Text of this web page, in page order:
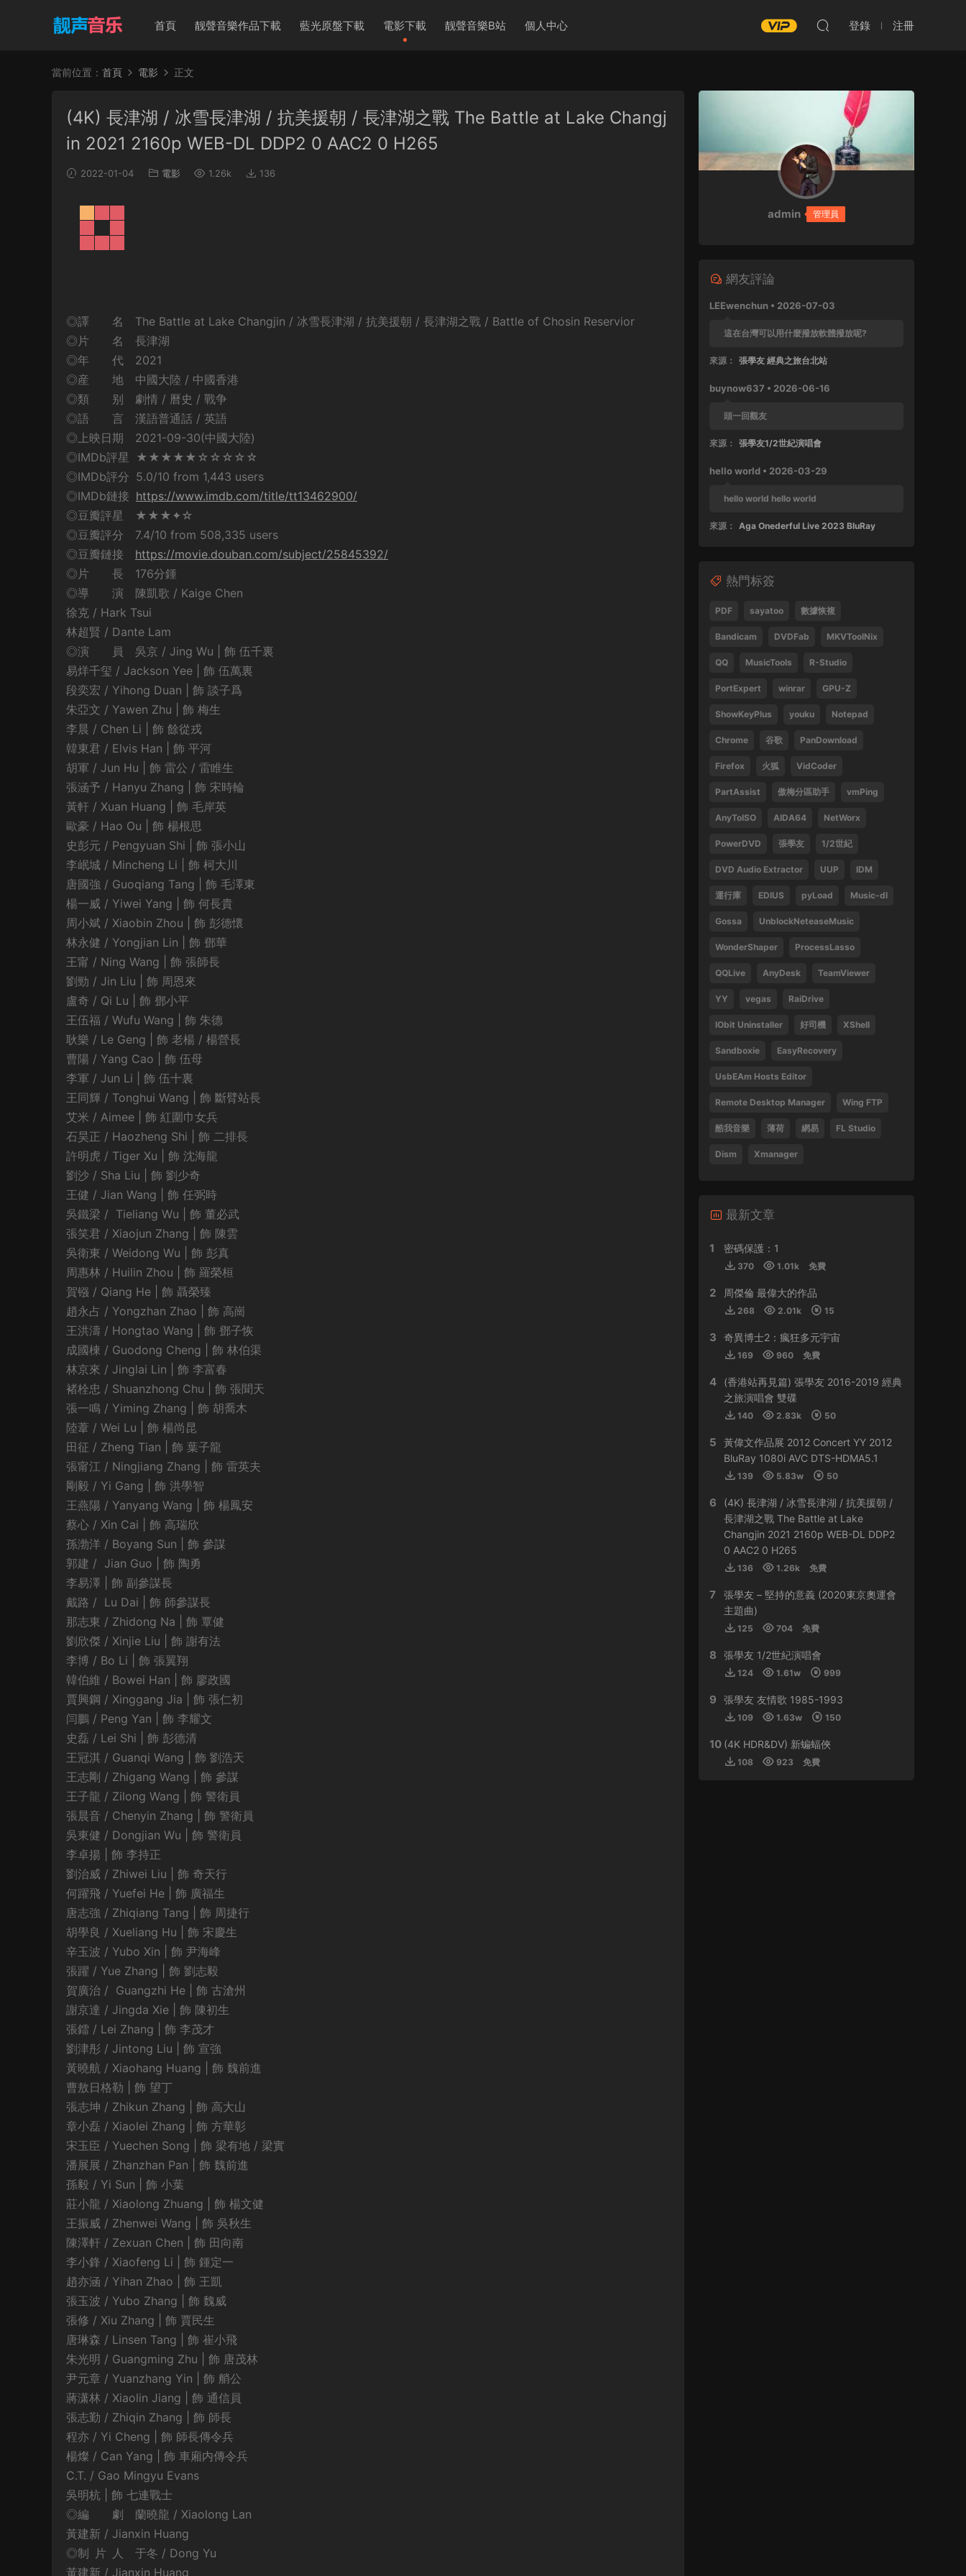
首頁 靓聲音樂作品下載 藍光原盤下載 電影下載 靓聲音樂B站 個人中心 登錄 注冊
當前位置： 首頁 電影 正文
(4K) 長津湖 / 冰雪長津湖 / 抗美援朝 / 長津湖之戰 The Battle at Lake Changj
in 2021 2160p WEB-DL DDP2 0 AAC2 0 H265
2022-01-04 電影 1.26k 136
◎譯 名 The Battle at Lake Changjin / 冰雪長津湖 / 抗美援朝 / 長津湖之戰 / Battle of Chosin Reservior
◎片 名 長津湖
◎年 代 2021
◎産 地 中國大陸 / 中國香港
◎類 别 劇情 / 曆史 / 戰争
◎語 言 漢語普通話 / 英語
◎上映日期 2021-09-30(中國大陸)
◎IMDb評星 ★★★★★☆☆☆☆☆
◎IMDb評分 5.0/10 from 1,443 users
◎IMDb鏈接 https://www.imdb.com/title/tt13462900/
◎豆瓣評星 ★★★✦☆
◎豆瓣評分 7.4/10 from 508,335 users
◎豆瓣鏈接 https://movie.douban.com/subject/25845392/
◎片 長 176分鍾
◎導 演 陳凱歌 / Kaige Chen
徐克 / Hark Tsui
林超賢 / Dante Lam
◎演 員 吳京 / Jing Wu | 飾 伍千裏
易烊千玺 / Jackson Yee | 飾 伍萬裏
段奕宏 / Yihong Duan | 飾 談子爲
朱亞文 / Yawen Zhu | 飾 梅生
李晨 / Chen Li | 飾 餘從戎
韓東君 / Elvis Han | 飾 平河
胡軍 / Jun Hu | 飾 雷公 / 雷睢生
張涵予 / Hanyu Zhang | 飾 宋時輪
黃軒 / Xuan Huang | 飾 毛岸英
歐豪 / Hao Ou | 飾 楊根思
史彭元 / Pengyuan Shi | 飾 張小山
李岷城 / Mincheng Li | 飾 柯大川
唐國強 / Guoqiang Tang | 飾 毛澤東
楊一威 / Yiwei Yang | 飾 何長貴
周小斌 / Xiaobin Zhou | 飾 彭德懷
林永健 / Yongjian Lin | 飾 鄧華
王甯 / Ning Wang | 飾 張師長
劉勁 / Jin Liu | 飾 周恩來
盧奇 / Qi Lu | 飾 鄧小平
王伍福 / Wufu Wang | 飾 朱德
耿樂 / Le Geng | 飾 老楊 / 楊營長
曹陽 / Yang Cao | 飾 伍母
李軍 / Jun Li | 飾 伍十裏
王同輝 / Tonghui Wang | 飾 斷臂站長
艾米 / Aimee | 飾 紅圍巾女兵
石昊正 / Haozheng Shi | 飾 二排長
許明虎 / Tiger Xu | 飾 沈海龍
劉沙 / Sha Liu | 飾 劉少奇
王健 / Jian Wang | 飾 任弼時
吳鐵梁 / Tieliang Wu | 飾 董必武
張笑君 / Xiaojun Zhang | 飾 陳雲
吳衛東 / Weidong Wu | 飾 彭真
周惠林 / Huilin Zhou | 飾 羅榮桓
賀镪 / Qiang He | 飾 聶榮臻
趙永占 / Yongzhan Zhao | 飾 高崗
王洪濤 / Hongtao Wang | 飾 鄧子恢
成國棟 / Guodong Cheng | 飾 林伯渠
林京來 / Jinglai Lin | 飾 李富春
褚栓忠 / Shuanzhong Chu | 飾 張聞天
張一鳴 / Yiming Zhang | 飾 胡喬木
陸葦 / Wei Lu | 飾 楊尚昆
田征 / Zheng Tian | 飾 葉子龍
張甯江 / Ningjiang Zhang | 飾 雷英夫
剛毅 / Yi Gang | 飾 洪學智
王燕陽 / Yanyang Wang | 飾 楊鳳安
蔡心 / Xin Cai | 飾 高瑞欣
孫渤洋 / Boyang Sun | 飾 參謀
郭建 / Jian Guo | 飾 陶勇
李易澤 | 飾 副參謀長
戴路 / Lu Dai | 飾 師參謀長
那志東 / Zhidong Na | 飾 覃健
劉欣傑 / Xinjie Liu | 飾 謝有法
李博 / Bo Li | 飾 張翼翔
韓伯維 / Bowei Han | 飾 廖政國
賈興鋼 / Xinggang Jia | 飾 張仁初
闫鵬 / Peng Yan | 飾 李耀文
史磊 / Lei Shi | 飾 彭德清
王冠淇 / Guanqi Wang | 飾 劉浩天
王志剛 / Zhigang Wang | 飾 參謀
王子龍 / Zilong Wang | 飾 警衛員
張晨音 / Chenyin Zhang | 飾 警衛員
吳東健 / Dongjian Wu | 飾 警衛員
李卓揚 | 飾 李持正
劉治威 / Zhiwei Liu | 飾 奇天行
何躍飛 / Yuefei He | 飾 廣福生
唐志強 / Zhiqiang Tang | 飾 周捷行
胡學良 / Xueliang Hu | 飾 宋慶生
辛玉波 / Yubo Xin | 飾 尹海峰
張躍 / Yue Zhang | 飾 劉志毅
賀廣治 / Guangzhi He | 飾 古滄州
謝京達 / Jingda Xie | 飾 陳初生
張鐳 / Lei Zhang | 飾 李茂才
劉津彤 / Jintong Liu | 飾 宣強
黃曉航 / Xiaohang Huang | 飾 魏前進
曹敖日格勒 | 飾 望丁
張志坤 / Zhikun Zhang | 飾 高大山
章小磊 / Xiaolei Zhang | 飾 方華彰
宋玉臣 / Yuechen Song | 飾 梁有地 / 梁實
潘展展 / Zhanzhan Pan | 飾 魏前進
孫毅 / Yi Sun | 飾 小葉
莊小龍 / Xiaolong Zhuang | 飾 楊文健
王振威 / Zhenwei Wang | 飾 吳秋生
陳澤軒 / Zexuan Chen | 飾 田向南
李小鋒 / Xiaofeng Li | 飾 鍾定一
趙亦涵 / Yihan Zhao | 飾 王凱
張玉波 / Yubo Zhang | 飾 魏威
張修 / Xiu Zhang | 飾 賈民生
唐琳森 / Linsen Tang | 飾 崔小飛
朱光明 / Guangming Zhu | 飾 唐茂林
尹元章 / Yuanzhang Yin | 飾 艄公
蔣潇林 / Xiaolin Jiang | 飾 通信員
張志勤 / Zhiqin Zhang | 飾 師長
程亦 / Yi Cheng | 飾 師長傳令兵
楊燦 / Can Yang | 飾 車廂内傳令兵
C.T. / Gao Mingyu Evans
吳明杭 | 飾 七連戰士
◎編 劇 蘭曉龍 / Xiaolong Lan
黃建新 / Jianxin Huang
◎制 片 人 于冬 / Dong Yu
黃建新 / Jianxin Huang
admin 管理員
網友評論
LEEwenchun • 2026-07-03
這在台灣可以用什麼撥放軟體撥放呢?
來源： 張學友 經典之旅台北站
buynow637 • 2026-06-16
頭一回觀友
來源： 張學友1/2世紀演唱會
hello world • 2026-03-29
hello world hello world
來源： Aga Onederful Live 2023 BluRay
這張還沒好好完整欣賞過
來源： 張學友 1999 友個人演唱會 60FPS 清晰版
SPad • 2025-04-28
1
來源： 周傑倫 最偉大的作品
13829047375 • 2025-02-21
好
袁鳳瑛 天若有情
唱會香港站
13612396082 • 2024-09-27
感謝
來源： 林子祥&趙增熹 2013 絕對熹祥 演唱會 A
Tsang Hei 2013 Blu-ray 1080i AVC DTS-HD
470859 • 2024-09-03
感謝分享
來源： 瞬息全宇宙
laohusyf • 2024-05-30
喜歡聽張敬軒的歌
來源：
張敬軒 2018 Hinsideout 演唱會 Hins
Silicon • 2024-04-30
來源： (香港站&台北站) 張學友 經典之旅
HY0768 • 2024-03-13
來源：
容祖兒 Another Side Joey My Secret
Live 2023
509sdyfk • 2024-02-21
這個真是太貴了
來源： 容祖兒 Another Side Joey My Secret
Live 2023
HJGZS • 2024-02-06
好貴啊
來源： 容祖兒 Another Side Joey My Secret
Live 2023
io；
來源： 周傑倫 最偉大的作品
虛空恐懼 • 2024-01-11
來源： 林子祥&趙增熹 2013 絕對熹祥 演唱會 A
Tsang Hei 2013 Blu-ray 1080i AVC DTS-HD
MA 5.1
熱門标簽
PDF sayatoo 數據恢複
Bandicam DVDFab MKVToolNix
QQ MusicTools R-Studio
PortExpert winrar GPU-Z
ShowKeyPlus youku Notepad
Chrome 谷歌 PanDownload
Firefox 火狐 VidCoder
PartAssist 傲梅分區助手 vmPing
AnyToISO AIDA64 NetWorx
PowerDVD 張學友 1/2世紀
DVD Audio Extractor UUP IDM
運行庫 EDIUS pyLoad Music-dl
Gossa UnblockNeteaseMusic
WonderShaper ProcessLasso
QQLive AnyDesk TeamViewer
YY vegas RaiDrive
IObit Uninstaller 好司機 XShell
Sandboxie EasyRecovery
UsbEAm Hosts Editor
Remote Desktop Manager Wing FTP
酷我音樂 薄荷 網易 FL Studio
Dism Xmanager
最新文章
1 密碼保護：1
370 1.01k 免費
2 周傑倫 最偉大的作品
268 2.01k 15
3 奇異博士2：瘋狂多元宇宙
169 960 免費
4
(香港站再見篇) 張學友 2016-2019 經典
之旅演唱會 雙碟
140 2.83k 50
5
黃偉文作品展 2012 Concert YY 2012
BluRay 1080i AVC DTS-HDMA5.1
139 5.83w 50
6
(4K) 長津湖 / 冰雪長津湖 / 抗美援朝 /
長津湖之戰 The Battle at Lake
Changjin 2021 2160p WEB-DL DDP2
0 AAC2 0 H265
136 1.26k 免費
7
張學友 – 堅持的意義 (2020東京奧運會
主題曲)
125 704 免費
8 張學友 1/2世紀演唱會
124 1.61w 999
9 張學友 友情歌 1985-1993
109 1.63w 150
10 (4K HDR&DV) 新蝙蝠俠
108 923 免費